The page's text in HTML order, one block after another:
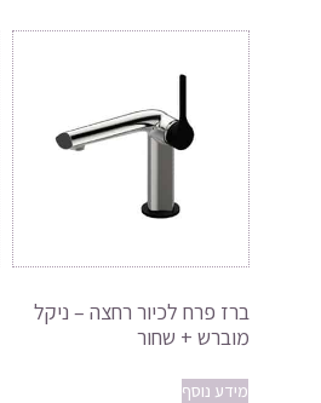
ברז פרח לכיור רחצה – ניקל
מוברש + שחור
מידע נוסף